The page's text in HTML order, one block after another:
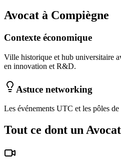
Avocat à Compiègne
Contexte économique
Ville historique et hub universitaire
en innovation et R&D.
Astuce networking
Les événements UTC et les pôles
Tout ce dont un Avocat